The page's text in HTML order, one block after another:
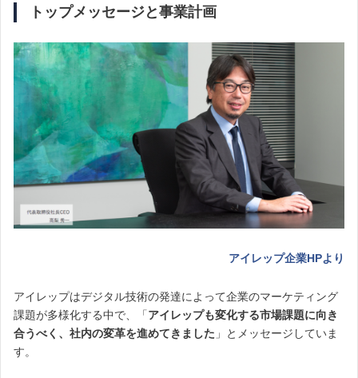
トップメッセージと事業計画
アイレップ企業HPより
アイレップはデジタル技術の発達によって企業のマーケティング
課題が多様化する中で、「アイレップも変化する市場課題に向き
合うべく、社内の変革を進めてきました 」とメッセージしていま
す。